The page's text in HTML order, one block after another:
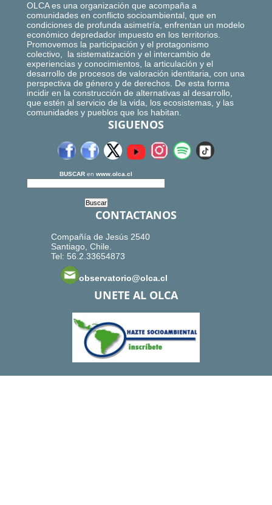
OLCA es una organización que acompaña a
comunidades en conflicto socioambiental, que en
condiciones de profunda asimetría, enfrentan un modelo
económico depredador impuesto en los territorios.
Promovemos la participación y el protagonismo
colectivo, la sistematización y el intercambio de
experiencias y conocimientos, la articulación y el
desarrollo de procesos de valoración identitaria, con una
perspectiva de género y de derechos. De esta forma
incidir en la construcción de alternativas al desarrollo,
que estén al servicio de la vida, los ecosistemas, y las
comunidades y pueblos que los habitan.
SIGUENOS
BUSCAR en www.olca.cl
CONTACTANOS
Compañía de Jesús 2540
Santiago, Chile.
Tel: 56.2.33654873
observatorio@olca.cl
UNETE AL OLCA